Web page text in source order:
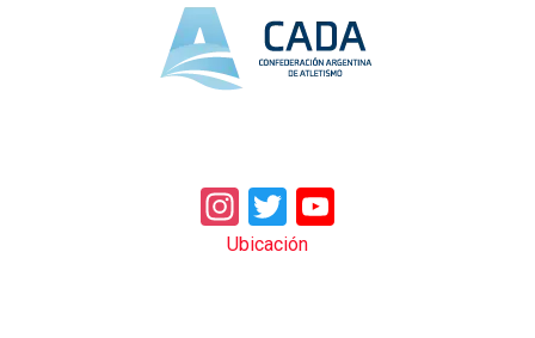
Instagram
Twitter
Ubicación